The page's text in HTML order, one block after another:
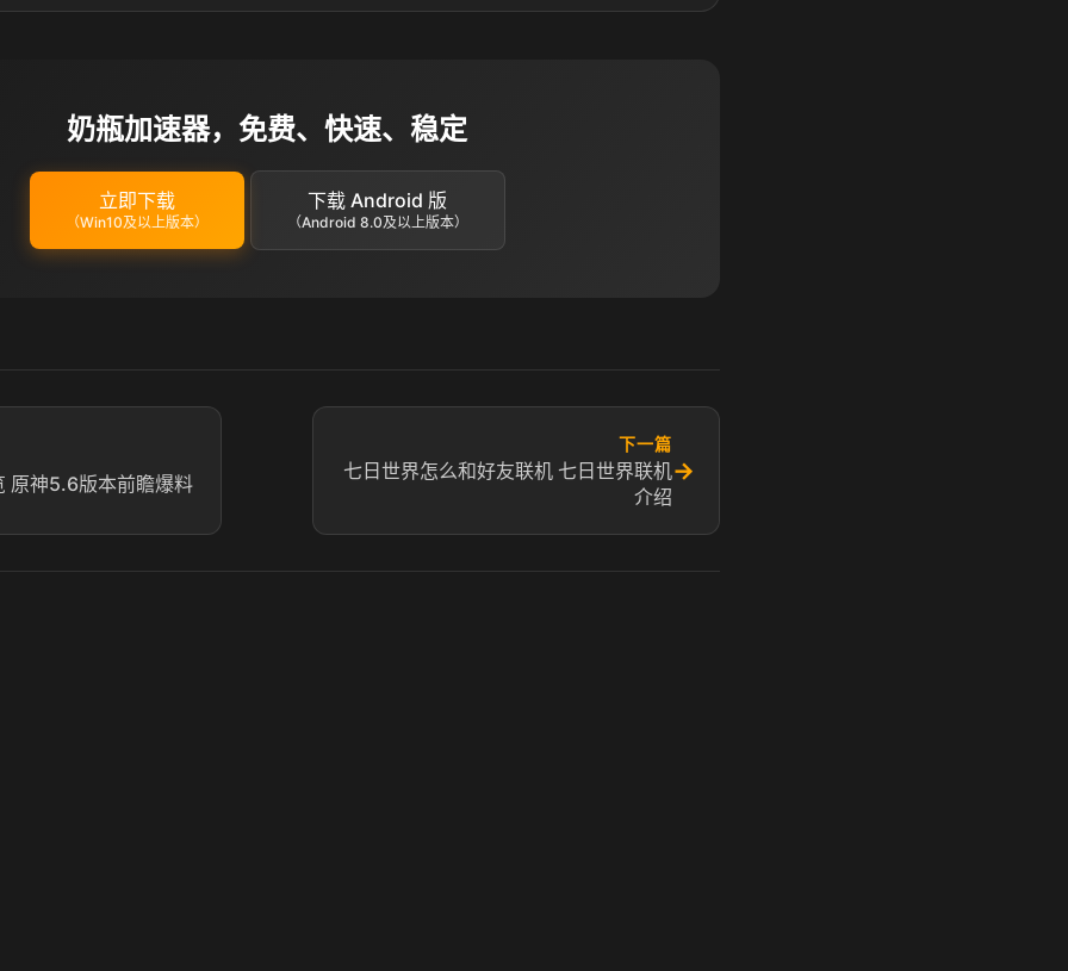
奶瓶加速器，免费、快速、稳定
立即下载
（Win10及以上版本）
下载 Android 版
（Android 8.0及以上版本）
原神5.6版本前瞻爆料
下一篇
七日世界怎么和好友联机 七日世界联机
介绍
→